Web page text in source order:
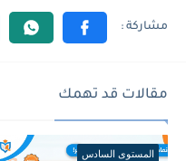
مقالات قد تهمك
المستوى السادس